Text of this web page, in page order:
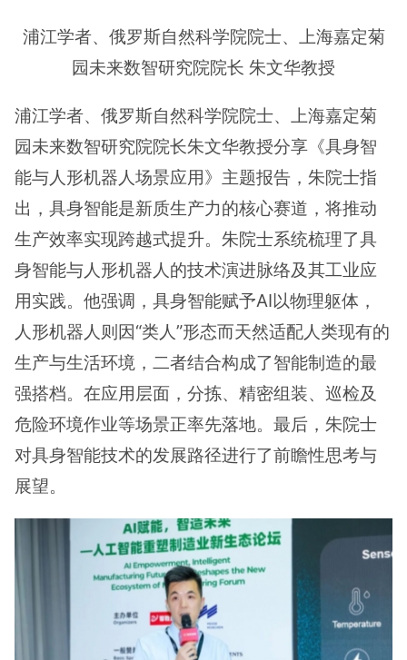
浦江学者、俄罗斯自然科学院院士、上海嘉定菊
园未来数智研究院院长 朱文华教授
浦江学者、俄罗斯自然科学院院士、上海嘉定菊
园未来数智研究院院长朱文华教授分享《具身智
能与人形机器人场景应用》主题报告，朱院士指
出，具身智能是新质生产力的核心赛道，将推动
生产效率实现跨越式提升。朱院士系统梳理了具
身智能与人形机器人的技术演进脉络及其工业应
用实践。他强调，具身智能赋予AI以物理躯体，
人形机器人则因“类人”形态而天然适配人类现有的
生产与生活环境，二者结合构成了智能制造的最
强搭档。在应用层面，分拣、精密组装、巡检及
危险环境作业等场景正率先落地。最后，朱院士
对具身智能技术的发展路径进行了前瞻性思考与
展望。